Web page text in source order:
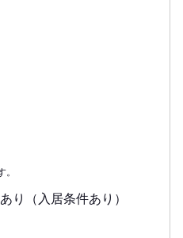
り（入居条件あり）